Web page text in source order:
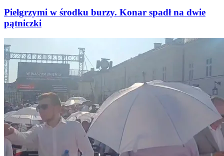
Pielgrzymi w środku burzy. Konar spadł na dwie
pątniczki